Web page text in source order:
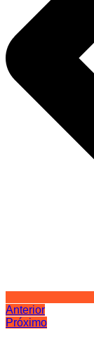
Anterior
Próximo